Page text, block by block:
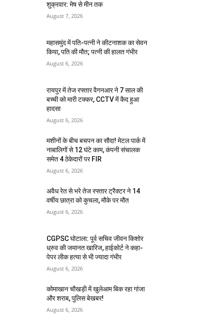
शुक्रवार: मेष से मीन तक
August 7, 2026
महासमुंद में पति-पत्नी ने कीटनाशक का सेवन
किया, पति की मौत; पत्नी की हालत गंभीर
August 6, 2026
रायपुर में तेज रफ्तार वैगनआर ने 7 साल की
बच्ची को मारी टक्कर, CCTV में कैद हुआ
हादसा
August 6, 2026
मशीनों के बीच बचपन का सौदा! मेटल पार्क में
नाबालिगों से 12 घंटे काम, कंपनी संचालक
समेत 4 ठेकेदारों पर FIR
August 6, 2026
अवैध रेत से भरे तेज रफ्तार ट्रैक्टर ने 14
वर्षीय छात्रा को कुचला, मौके पर मौत
August 6, 2026
CGPSC घोटाला: पूर्व सचिव जीवन किशोर
ध्रुव की जमानत खारिज, हाईकोर्ट ने कहा-
पेपर लीक हत्या से भी ज्यादा गंभीर
August 6, 2026
कोमाखान चौखड़ी में खुलेआम बिक रहा गांजा
और शराब, पुलिस बेखबर!
August 6, 2026